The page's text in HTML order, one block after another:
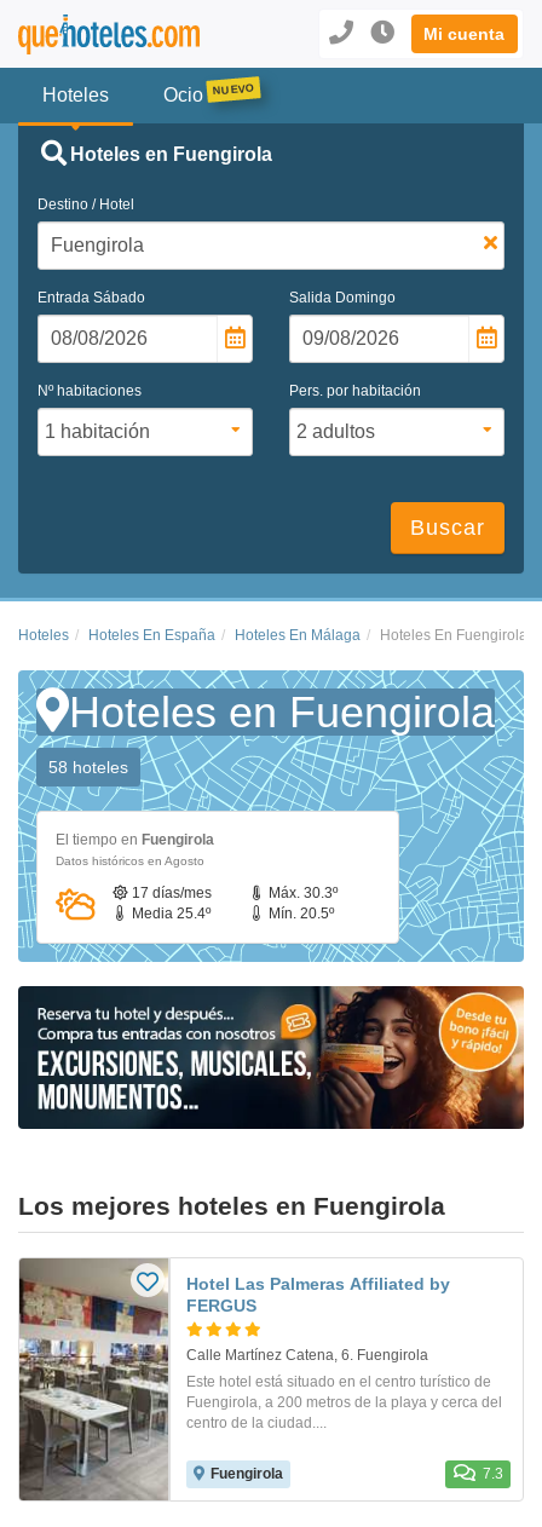
Mi cuenta
Hoteles Ocio
Hoteles en Fuengirola
Destino / Hotel
Entrada Sábado Salida Domingo
Nº habitaciones Pers. por habitación
Buscar
Hoteles Hoteles En España Hoteles En Málaga Hoteles En Fuengirola
Hoteles en Fuengirola
58 hoteles
El tiempo en Fuengirola
Datos históricos en Agosto
17 días/mes
Máx. 30.3º
Media 25.4º
Mín. 20.5º
Los mejores hoteles en Fuengirola
Hotel Las Palmeras Affiliated by
FERGUS
Calle Martínez Catena, 6. Fuengirola
Este hotel está situado en el centro turístico de
Fuengirola, a 200 metros de la playa y cerca del
centro de la ciudad....
Fuengirola 7.3